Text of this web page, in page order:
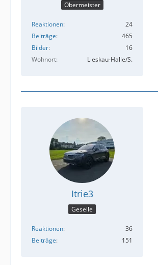
Obermeister
Reaktionen
24
Beiträge
465
Bilder
16
Wohnort
Lieskau-Halle/S.
Itrie3
Geselle
Reaktionen
36
Beiträge
151